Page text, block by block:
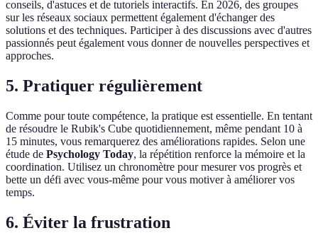
conseils, d'astuces et de tutoriels interactifs. En 2026, des groupes
sur les réseaux sociaux permettent également d'échanger des
solutions et des techniques. Participer à des discussions avec d'autres
passionnés peut également vous donner de nouvelles perspectives et
approches.
5. Pratiquer régulièrement
Comme pour toute compétence, la pratique est essentielle. En tentant
de résoudre le Rubik's Cube quotidiennement, même pendant 10 à
15 minutes, vous remarquerez des améliorations rapides. Selon une
étude de Psychology Today, la répétition renforce la mémoire et la
coordination. Utilisez un chronomètre pour mesurer vos progrès et
bette un défi avec vous-même pour vous motiver à améliorer vos
temps.
6. Éviter la frustration